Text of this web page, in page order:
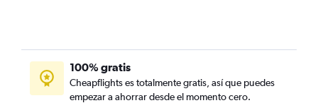
100% gratis
Cheapflights es totalmente gratis, así que puedes
empezar a ahorrar desde el momento cero.